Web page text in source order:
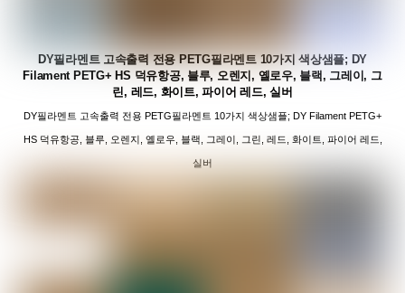
DY필라멘트 고속출력 전용 PETG필라멘트 10가지 색상샘플; DY
Filament PETG+ HS 덕유항공, 블루, 오렌지, 옐로우, 블랙, 그레이, 그
린, 레드, 화이트, 파이어 레드, 실버
DY필라멘트 고속출력 전용 PETG필라멘트 10가지 색상샘플; DY Filament PETG+
HS 덕유항공, 블루, 오렌지, 옐로우, 블랙, 그레이, 그린, 레드, 화이트, 파이어 레드,
실버